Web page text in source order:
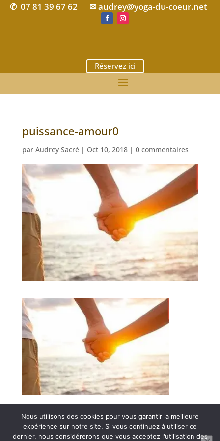
✆ 07 81 39 67 62 ✉ audrey@yoga-du-coeur.net
Réservez ici
puissance-amour0
par Audrey Sacré| Oct 10, 2018| 0 commentaires
Nous utilisons des cookies pour vous garantir la meilleure
expérience sur notre site. Si vous continuez à utiliser ce
dernier, nous considérerons que vous acceptez l'utilisation des